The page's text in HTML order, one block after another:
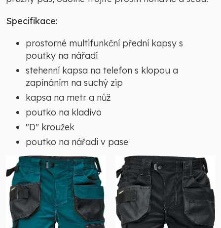
Specifikace:
prostorné multifunkční přední kapsy s
poutky na nářadí
stehenní kapsa na telefon s klopou a
zapínáním na suchý zip
kapsa na metr a nůž
poutko na kladivo
"D" kroužek
poutko na nářadí v pase